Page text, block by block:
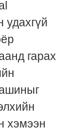
удахгүй
гарах
хэмээн